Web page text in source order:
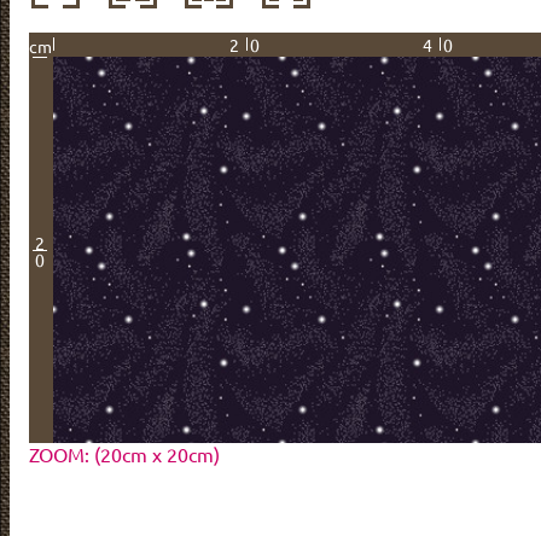
cm 20 40
2
0
ZOOM: (20cm x 20cm)